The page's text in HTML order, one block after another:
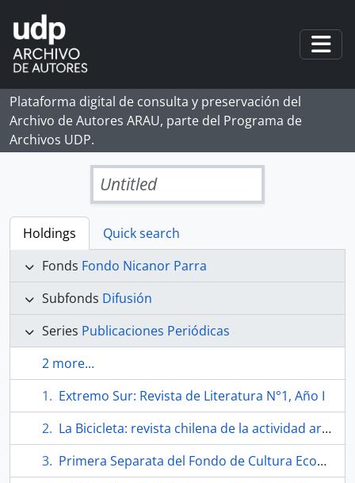
Skip to main content
Plataforma digital de consulta y preservación del
Archivo de Autores ARAU, parte del Programa de
Archivos UDP.
Untitled
Holdings
Quick search
Fonds Fondo Nicanor Parra
Subfonds Difusión
Series Publicaciones Periódicas
2 more...
Extremo Sur: Revista de Literatura N°1, Año I
La Bicicleta: revista chilena de la actividad artística N°6
Primera Separata del Fondo de Cultura Económica "Nicanor Parra 1914/1994"